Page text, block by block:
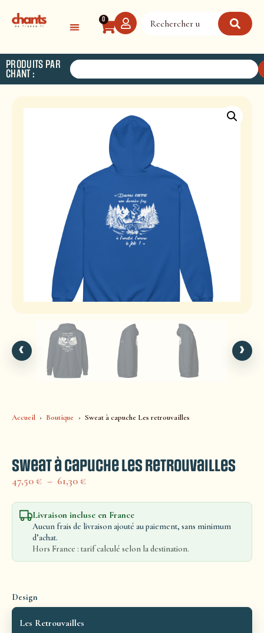
0
PRODUITS PAR
CHANT :
Accueil Boutique Sweat à capuche Les retrouvailles
Sweat à capuche Les retrouvailles
47,50€ – 61,30€
Livraison incluse en France
Aucun frais de livraison ajouté au paiement, sans minimum
d’achat.
Hors France : tarif calculé selon la destination.
Design
Les Retrouvailles
‹ ›